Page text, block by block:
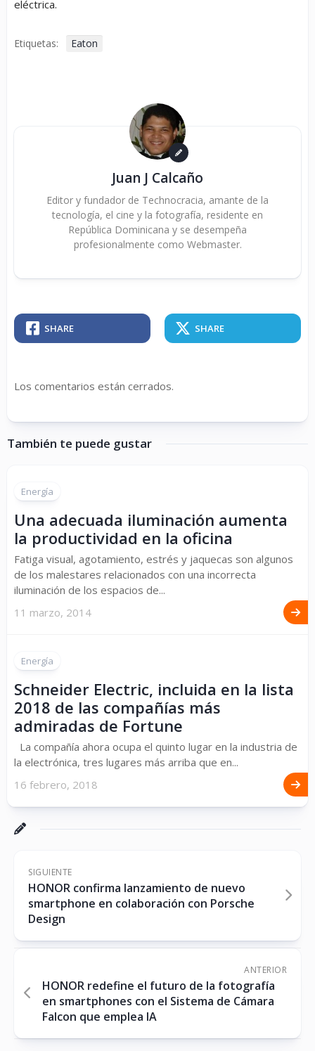
eléctrica.
Etiquetas: Eaton
Juan J Calcaño
Editor y fundador de Technocracia, amante de la
tecnología, el cine y la fotografía, residente en
República Dominicana y se desempeña
profesionalmente como Webmaster.
SHARE SHARE
Los comentarios están cerrados.
También te puede gustar
Energía
Una adecuada iluminación aumenta
la productividad en la oficina
Fatiga visual, agotamiento, estrés y jaquecas son algunos
de los malestares relacionados con una incorrecta
iluminación de los espacios de...
11 marzo, 2014
Energía
Schneider Electric, incluida en la lista
2018 de las compañías más
admiradas de Fortune
La compañía ahora ocupa el quinto lugar en la industria de
la electrónica, tres lugares más arriba que en...
16 febrero, 2018
SIGUIENTE
HONOR confirma lanzamiento de nuevo
smartphone en colaboración con Porsche
Design
ANTERIOR
HONOR redefine el futuro de la fotografía
en smartphones con el Sistema de Cámara
Falcon que emplea IA